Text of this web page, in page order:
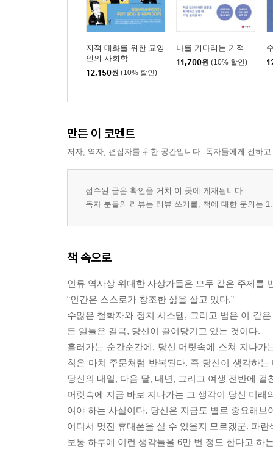
지적 대화를 위한 교양
인의 사회학
12,150원 (10% 할인)
나를 기다리는 기적
11,700원 (10% 할인)
만든 이 코멘트
저자, 역자, 편집자를 위한 공간입니다. 독자들에게 전하
접수된 글은 확인을 거쳐 이 곳에 게재됩니다.
독자 분들의 리뷰는 리뷰 쓰기를, 책에 대한 문의는
책 속으로
인류 역사상 위대한 사상가들은 모두 같은 주제를
“인간은 스스로가 창조한 삶을 살고 있다.”
수많은 철학자와 정치 시스템, 그리고 법은 이 같
든 일들은 결국, 당신이 끌어당기고 있는 것이다.
흘러가는 순간순간에, 당신 머릿속에 스쳐 지나
칙은 마치 주문처럼 반복된다. 즉 당신이 생각하
당신의 내일, 다음 달, 내년, 그리고 여생 전반에
머릿속에 지금 바로 지나가는 그 생각이 당신 미
여야 하는 사실이다. 당신은 지금도 별로 중요해
어디서 멋진 휴대폰을 살 수 있을지 모르겠군. 파
보통 하루에 이런 생각들을 6만 번 정도 한다고 하